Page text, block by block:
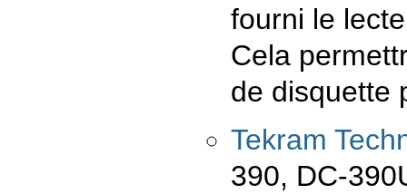
fourni le
Cela
de disquette
Tekram
390, DC-